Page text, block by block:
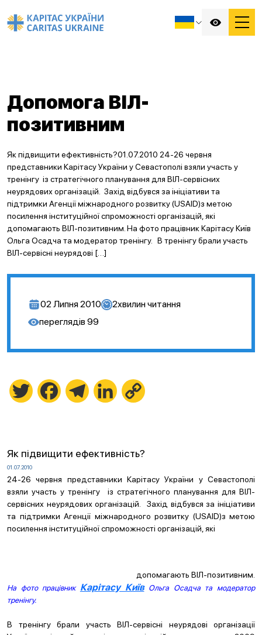
Допомога ВІЛ-
позитивним
Як підвищити ефективність?01.07.2010 24-26 червня
представники Карітасу України у Севастополі взяли участь у
тренінгу із стратегічного планування для ВІЛ-сервісних
неурядових організацій. Захід відбувся за ініціативи та
підтримки Агенції міжнародного розвитку (USAID)з метою
посилення інституційної спроможності організацій, які
допомагають ВІЛ-позитивним. На фото працівник Карітасу Київ
Ольга Осадча та модератор тренінгу. В тренінгу брали участь
ВІЛ-сервісні неурядові […]
02 Липня 2010 2хвилин читання
переглядів 99
Twitter FacebookTelegramLinkedIn
Як підвищити ефективність?
01.07.2010
24-26 червня представники Карітасу України у Севастополі
взяли участь у тренінгу із стратегічного планування для ВІЛ-
сервісних неурядових організацій. Захід відбувся за ініціативи
та підтримки Агенції міжнародного розвитку (USAID)з метою
посилення інституційної спроможності організацій, які
допомагають ВІЛ-позитивним.
На фото працівник Карітасу КиївОльга Осадча та модератор
тренінгу.
В тренінгу брали участь ВІЛ-сервісні неурядові організації